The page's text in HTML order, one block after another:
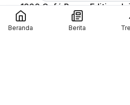
1200 Café Racer Edition,
Harga Motor Listrik
Beranda Berita